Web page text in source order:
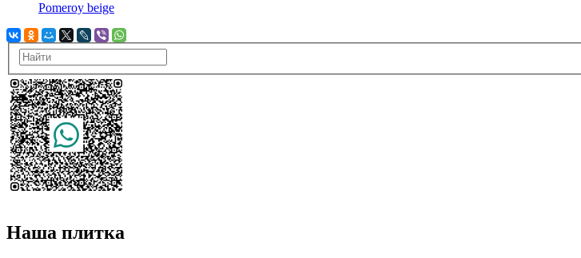
Pomeroy beige
Наша плитка